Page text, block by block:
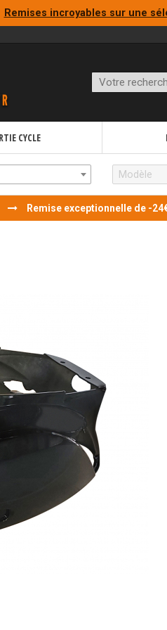
Remises incroyables sur une
CYCLE
Modèle
Remise exceptionnelle de -